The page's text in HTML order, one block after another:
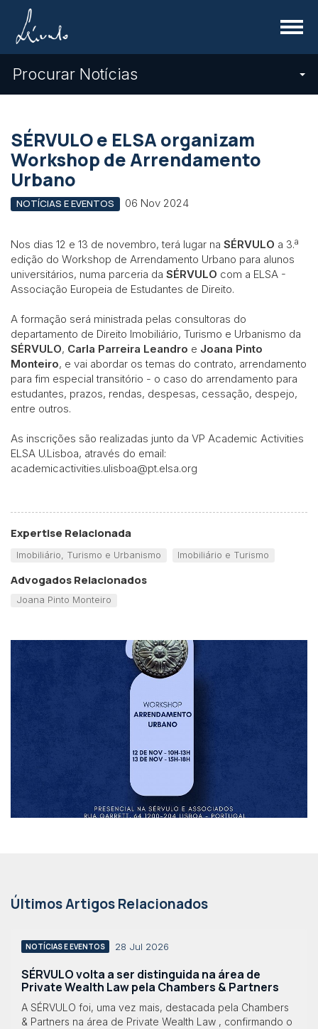
Menu
Procurar Notícias
SÉRVULO e ELSA organizam
Workshop de Arrendamento
Urbano
NOTÍCIAS E EVENTOS 06 Nov 2024
Nos dias 12 e 13 de novembro, terá lugar na SÉRVULO a 3.ª
edição do Workshop de Arrendamento Urbano para alunos
universitários, numa parceria da SÉRVULO com a ELSA -
Associação Europeia de Estudantes de Direito.
A formação será ministrada pelas consultoras do
departamento de Direito Imobiliário, Turismo e Urbanismo da
SÉRVULO, Carla Parreira Leandro e Joana Pinto
Monteiro, e vai abordar os temas do contrato, arrendamento
para fim especial transitório - o caso do arrendamento para
estudantes, prazos, rendas, despesas, cessação, despejo,
entre outros.
As inscrições são realizadas junto da VP Academic Activities
ELSA U.Lisboa, através do email:
academicactivities.ulisboa@pt.elsa.org
Expertise Relacionada
Imobiliário, Turismo e Urbanismo Imobiliário e Turismo
Advogados Relacionados
Joana Pinto Monteiro
Últimos Artigos Relacionados
NOTÍCIAS E EVENTOS 28 Jul 2026
SÉRVULO volta a ser distinguida na área de
Private Wealth Law pela Chambers & Partners
A SÉRVULO foi, uma vez mais, destacada pela Chambers
& Partners na área de Private Wealth Law , confirmando o